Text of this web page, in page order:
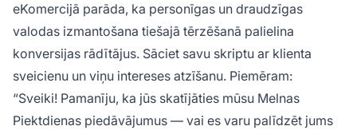
eKomercijā parāda, ka personīgas un draudzīgas
valodas izmantošana tiešajā tērzēšanā palielina
konversijas rādītājus. Sāciet savu skriptu ar klienta
sveicienu un viņu intereses atzīšanu. Piemēram:
“Sveiki! Pamanīju, ka jūs skatījāties mūsu Melnas
Piektdienas piedāvājumus — vai es varu palīdzēt jums